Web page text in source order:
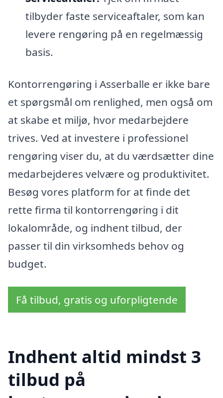
tilbyder faste serviceaftaler, som kan
levere rengøring på en regelmæssig
basis.
Kontorrengøring i Asserballe er ikke bare
et spørgsmål om renlighed, men også om
at skabe et miljø, hvor medarbejdere
trives. Ved at investere i professionel
rengøring viser du, at du værdsætter dine
medarbejderes velvære og produktivitet.
Besøg vores platform for at finde det
rette firma til kontorrengøring i dit
lokalområde, og indhent tilbud, der
passer til din virksomheds behov og
budget.
Få tilbud, gratis og uforpligtende
Indhent altid mindst 3
tilbud på